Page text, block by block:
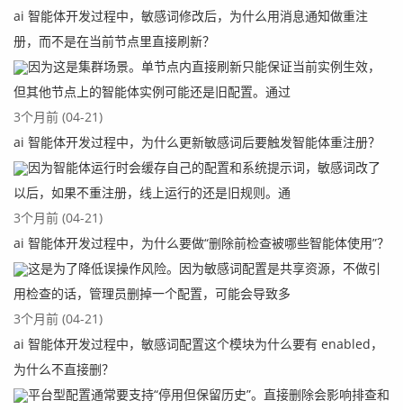
ai 智能体开发过程中，敏感词修改后，为什么用消息通知做重注
册，而不是在当前节点里直接刷新？
因为这是集群场景。单节点内直接刷新只能保证当前实例生效，
但其他节点上的智能体实例可能还是旧配置。通过
3个月前 (04-21)
ai 智能体开发过程中，为什么更新敏感词后要触发智能体重注册？
因为智能体运行时会缓存自己的配置和系统提示词，敏感词改了
以后，如果不重注册，线上运行的还是旧规则。通
3个月前 (04-21)
ai 智能体开发过程中，为什么要做“删除前检查被哪些智能体使用”？
这是为了降低误操作风险。因为敏感词配置是共享资源，不做引
用检查的话，管理员删掉一个配置，可能会导致多
3个月前 (04-21)
ai 智能体开发过程中，敏感词配置这个模块为什么要有 enabled，
为什么不直接删？
平台型配置通常要支持“停用但保留历史”。直接删除会影响排查和